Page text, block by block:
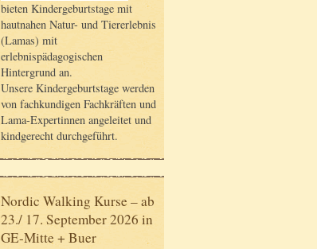
bieten Kindergeburtstage mit
hautnahen Natur- und Tiererlebnis
(Lamas) mit
erlebnispädagogischen
Hintergrund an.
Unsere Kindergeburtstage werden
von fachkundigen Fachkräften und
Lama-Expertinnen angeleitet und
kindgerecht durchgeführt.
Nordic Walking Kurse – ab
23./ 17. September 2026 in
GE-Mitte + Buer